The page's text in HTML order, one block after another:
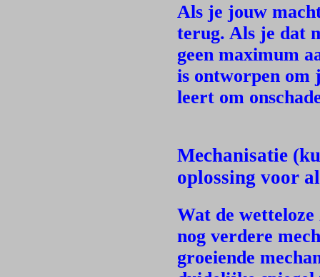
Als je jouw
terug. Als je dat
geen maximum
is ontworpen om
leert om
Mechanisatie
oplossing voor
Wat de
nog verdere
groeiende